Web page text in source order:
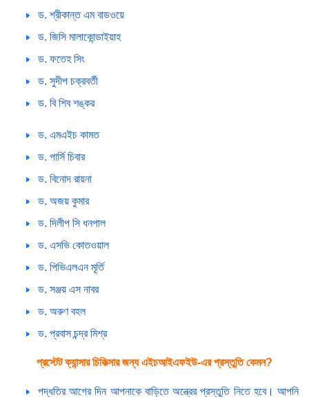
ড. শ্রীকান্ত এম বাডওয়ে
ড. জিসি মালাকোন্ডাইয়াহ
ড. ফতেহ সিং
ড. সুদীপ চক্রবর্তী
ড. বি শিব শঙ্কর
ড. এমএইচ কামত
ড. পার্সি চিবার
ড. বিনোদ রায়না
ড. অজয় কুমার
ড. দিলীপ সি ধনপাল
ড. এসভি কোতওয়াল
ড. পিভিএলএন মূর্তি
ড. সঞ্জয় এস নাবর
ড. অরুণ বহল
ড. প্রবাস চন্দ্র মিশ্র
প্রস্টেট ক্যান্সার চিকিত্সার জন্য এইচআইএফইউ-এর প্রস্তুতি কেমন?
পদ্ধতির আগের দিন আপনাকে বাড়িতে অন্ত্রের প্রস্তুতি নিতে হবে। আপনি